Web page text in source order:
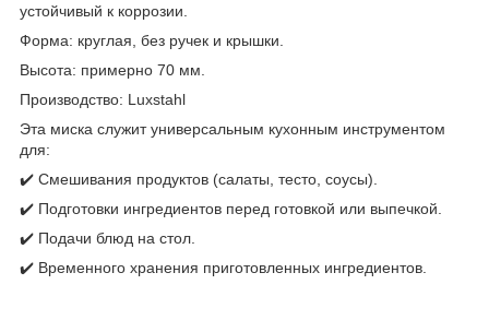
устойчивый к коррозии.
Форма: круглая, без ручек и крышки.
Высота: примерно 70 мм.
Производство: Luxstahl
Эта миска служит универсальным кухонным инструментом
для:
✔️ Смешивания продуктов (салаты, тесто, соусы).
✔️ Подготовки ингредиентов перед готовкой или выпечкой.
✔️ Подачи блюд на стол.
✔️ Временного хранения приготовленных ингредиентов.